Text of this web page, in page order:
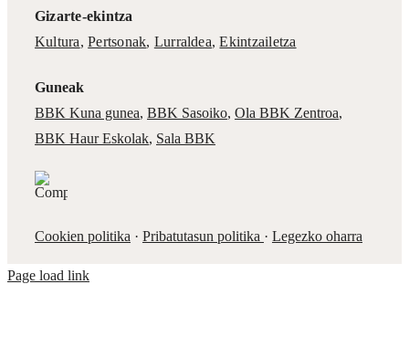
Gizarte-ekintza
Kultura,Pertsonak, Lurraldea,Ekintzailetza
Guneak
BBK Kuna gunea, BBK Sasoiko, Ola BBK Zentroa,
BBK Haur Eskolak, Sala BBK
Cookien politika · Pribatutasun politika · Legezko oharra
Page load link